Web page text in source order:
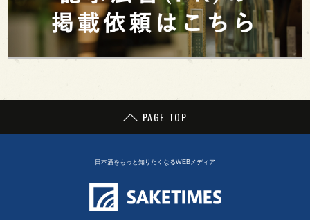
PAGE TOP
日本酒をもっと知りたくなるWEBメディア